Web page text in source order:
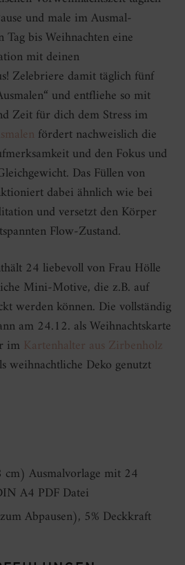
und male im Ausmal-
Tag bis Weihnachten eine
mit deinen
Zelebriere damit täglich fünf
und entfliehe so mit
Zeit für dich dem Stress im
fördert nachweislich die
und den Fokus und
Das Füllen von
dabei ähnlich wie bei
und versetzt den Körper
Flow-Zustand.
24 liebevoll von Frau Hölle
Mini-Motive, die z.B. auf
werden können. Die vollständig
am 24.12. als Weihnachtskarte
im Kartenhalter aus Zirbenholz
weihnachtliche Deko genutzt
Ausmalvorlage mit 24
A4 PDF Datei
Abpausen), 5% Deckkraft